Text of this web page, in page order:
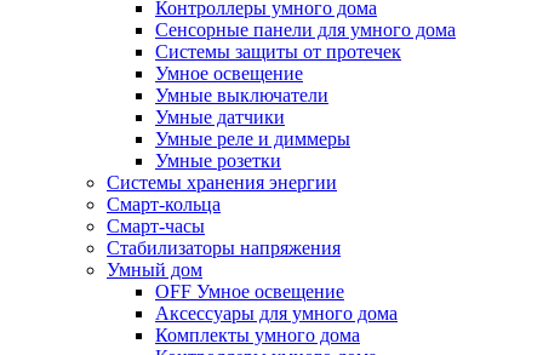
Контроллеры умного дома
Сенсорные панели для умного дома
Системы защиты от протечек
Умное освещение
Умные выключатели
Умные датчики
Умные реле и диммеры
Умные розетки
Системы хранения энергии
Смарт-кольца
Смарт-часы
Стабилизаторы напряжения
Умный дом
OFF Умное освещение
Аксессуары для умного дома
Комплекты умного дома